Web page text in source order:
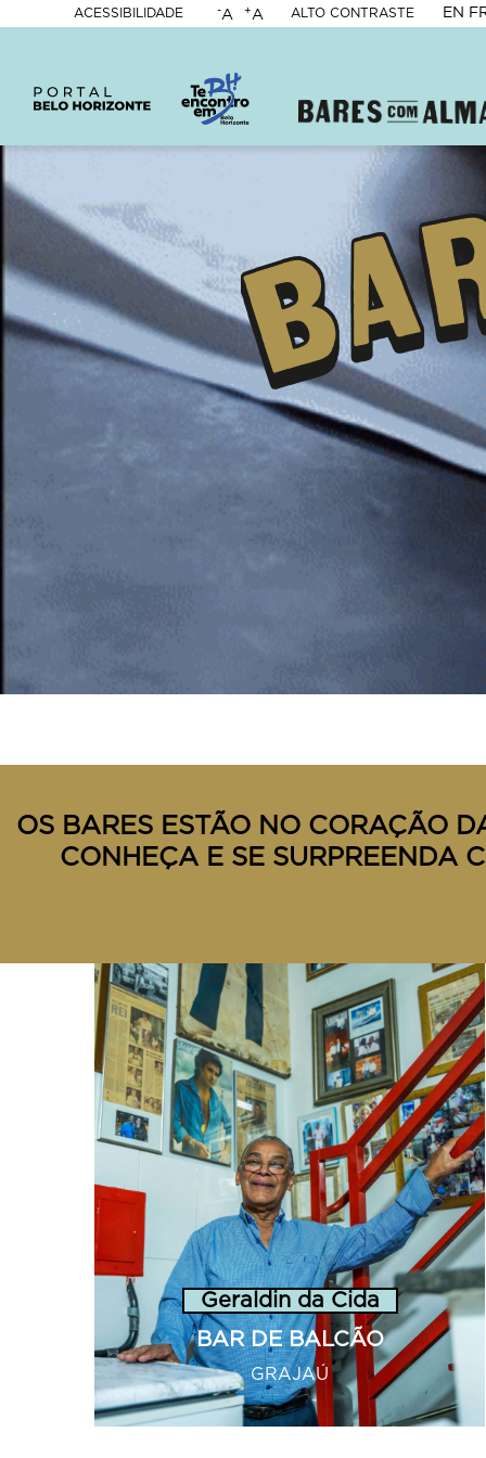
ACESSIBILIDADE
PORTAL
BELO
-A +A ALTO CONTRASTE EN
Builder
OS BARES ESTÃO NO CORAÇÃO
CONHEÇA E SE SURPREENDA
Geraldin da Cida
BAR DE BALCÃO
GRAJAÚ